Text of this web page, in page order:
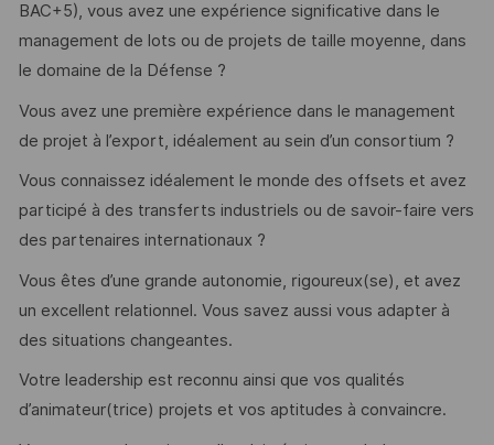
BAC+5), vous avez une expérience significative dans le
management de lots ou de projets de taille moyenne, dans
le domaine de la Défense ?
Vous avez une première expérience dans le management
de projet à l’export, idéalement au sein d’un consortium ?
Vous connaissez idéalement le monde des offsets et avez
participé à des transferts industriels ou de savoir-faire vers
des partenaires internationaux ?
Vous êtes d’une grande autonomie, rigoureux(se), et avez
un excellent relationnel. Vous savez aussi vous adapter à
des situations changeantes.
Votre leadership est reconnu ainsi que vos qualités
d’animateur(trice) projets et vos aptitudes à convaincre.